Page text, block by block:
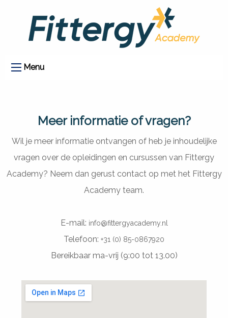
Menu
Meer informatie of vragen?
Wil je meer informatie ontvangen of heb je inhoudelijke
vragen over de opleidingen en cursussen van Fittergy
Academy? Neem dan gerust contact op met het Fittergy
Academy team.
E-mail: info@fittergyacademy.nl
Telefoon: +31 (0) 85-0867920
Bereikbaar ma-vrij (9:00 tot 13.00)